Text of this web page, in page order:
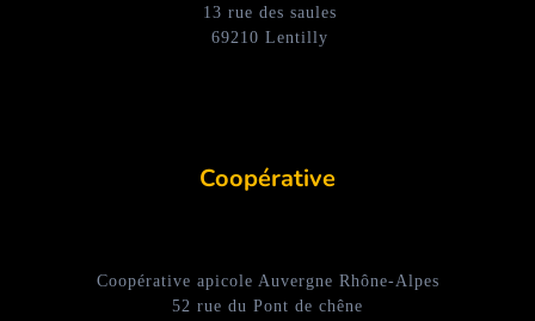
13 rue des saules
69210 Lentilly
Coopérative
Coopérative apicole Auvergne Rhône-Alpes
52 rue du Pont de chêne